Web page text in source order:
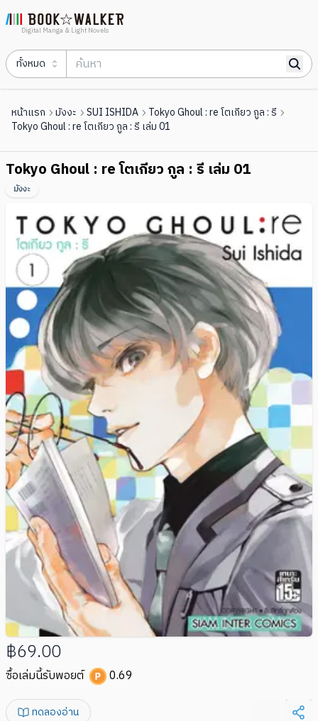
Digital Manga & Light Novels
ทั้งหมด
หน้าแรก มังงะ SUI ISHIDA
Tokyo Ghoul : re โตเกียว กูล : รี
Tokyo Ghoul : re โตเกียว กูล : รี เล่ม 01
Tokyo Ghoul : re โตเกียว กูล : รี เล่ม 01
มังงะ
฿69.00
ซื้อเล่มนี้รับพอยต์ 0.69
ทดลองอ่าน